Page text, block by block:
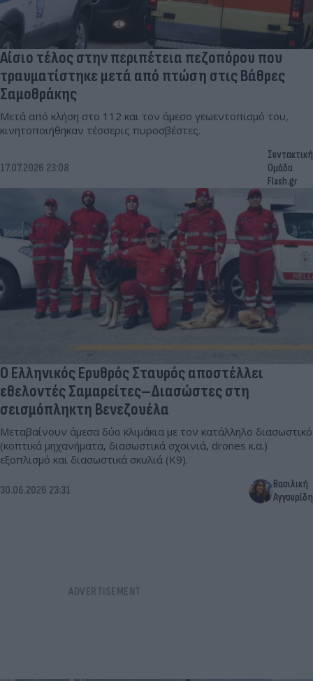
Αίσιο τέλος στην περιπέτεια πεζοπόρου που
τραυματίστηκε μετά από πτώση στις Βάθρες
Σαμοθράκης
Μετά από κλήση στο 112 και τον άμεσο γεωεντοπισμό του,
κινητοποιήθηκαν τέσσερις πυροσβέστες.
17.07.2026 23:08
Συντακτική
Ομάδα
Flash.gr
Ο Ελληνικός Ερυθρός Σταυρός αποστέλλει
εθελοντές Σαμαρείτες–Διασώστες στη
σεισμόπληκτη Βενεζουέλα
Μεταβαίνουν άμεσα δύο κλιμάκια με τον κατάλληλο διασωστικό
(κοπτικά μηχανήματα, διασωστικά σχοινιά, drones κ.α.)
εξοπλισμό και διασωστικά σκυλιά (Κ9).
30.06.2026 23:31
Βασιλική
Αγγουρίδη